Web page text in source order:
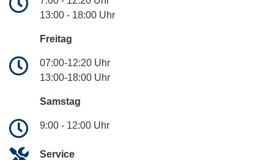
13:00 - 18:00 Uhr
Freitag
07:00-12:20 Uhr
13:00-18:00 Uhr
Samstag
9:00 - 12:00 Uhr
Service